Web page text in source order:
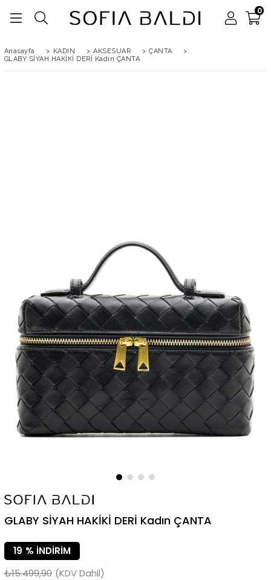
0
Anasayfa > KADIN > AKSESUAR > ÇANTA
>
GLABY SİYAH HAKİKİ DERİ Kadın ÇANTA
GLABY SİYAH HAKİKİ DERİ Kadın ÇANTA
%
19
İNDIRIM
₺15.499,90 (KDV Dahil)